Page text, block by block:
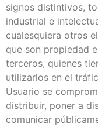
signos distintivos,
industrial e
cualesquiera otros
que son propiedad
terceros, quienes
utilizarlos en el
Usuario se
distribuir, poner a
comunicar